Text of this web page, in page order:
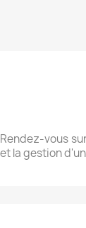
Rendez-vous
la gestion